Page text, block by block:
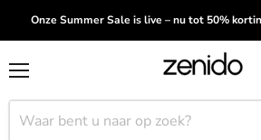
Onze Summer Sale is live – nu tot 50%